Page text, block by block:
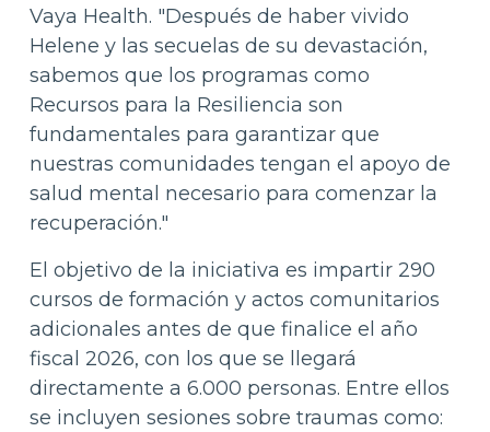
Vaya Health. "Después de haber vivido
Helene y las secuelas de su devastación,
sabemos que los programas como
Recursos para la Resiliencia son
fundamentales para garantizar que
nuestras comunidades tengan el apoyo de
salud mental necesario para comenzar la
recuperación."
El objetivo de la iniciativa es impartir 290
cursos de formación y actos comunitarios
adicionales antes de que finalice el año
fiscal 2026, con los que se llegará
directamente a 6.000 personas. Entre ellos
se incluyen sesiones sobre traumas como: